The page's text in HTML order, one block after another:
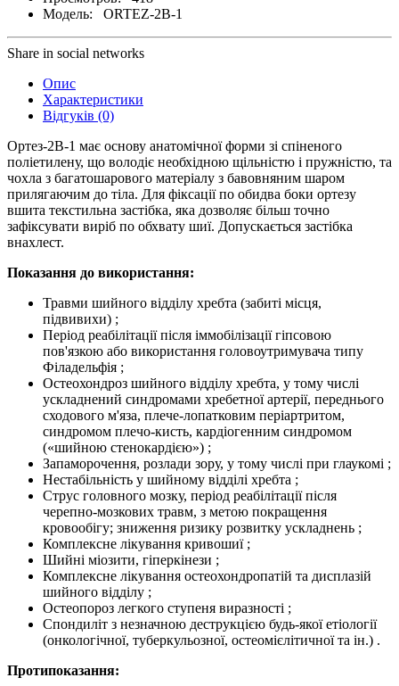
Модель: ORTEZ-2B-1
Share in social networks
Опис
Характеристики
Відгуків (0)
Ортез-2В-1 має основу анатомічної форми зі спіненого
поліетилену, що володіє необхідною щільністю і пружністю, та
чохла з багатошарового матеріалу з бавовняним шаром
прилягаючим до тіла. Для фіксації по обидва боки ортезу
вшита текстильна застібка, яка дозволяє більш точно
зафіксувати виріб по обхвату шиї. Допускається застібка
внахлест.
Показання до використання:
Травми шийного відділу хребта (забиті місця,
підвивихи) ;
Період реабілітації після іммобілізації гіпсовою
пов'язкою або використання головоутримувача типу
Філадельфія ;
Остеохондроз шийного відділу хребта, у тому числі
ускладнений синдромами хребетної артерії, переднього
сходового м'яза, плече-лопатковим періартритом,
синдромом плечо-кисть, кардіогенним синдромом
(«шийною стенокардією») ;
Запаморочення, розлади зору, у тому числі при глаукомі ;
Нестабільність у шийному відділі хребта ;
Струс головного мозку, період реабілітації після
черепно-мозкових травм, з метою покращення
кровообігу; зниження ризику розвитку ускладнень ;
Комплексне лікування кривошиї ;
Шийні міозити, гіперкінези ;
Комплексне лікування остеохондропатій та дисплазій
шийного відділу ;
Остеопороз легкого ступеня виразності ;
Спондиліт з незначною деструкцією будь-якої етіології
(онкологічної, туберкульозної, остеомієлітичної та ін.) .
Протипоказання: